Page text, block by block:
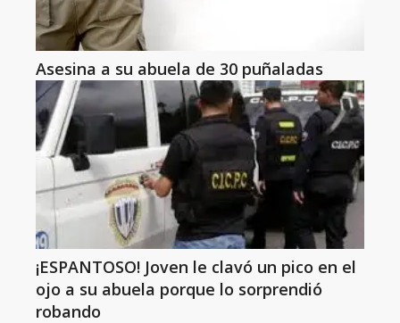
Asesina a su abuela de 30 puñaladas
¡ESPANTOSO! Joven le clavó un pico en el
ojo a su abuela porque lo sorprendió
robando